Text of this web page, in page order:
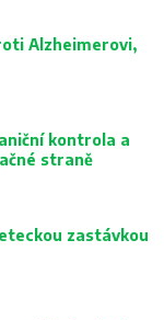
Alzheimerovi,
kontrola a
straně
zastávkou